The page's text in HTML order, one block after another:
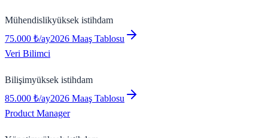
Mühendislikyüksek istihdam
75.000 ₺/ay2026 Maaş Tablosu
Veri Bilimci
Bilişimyüksek istihdam
85.000 ₺/ay2026 Maaş Tablosu
Product Manager